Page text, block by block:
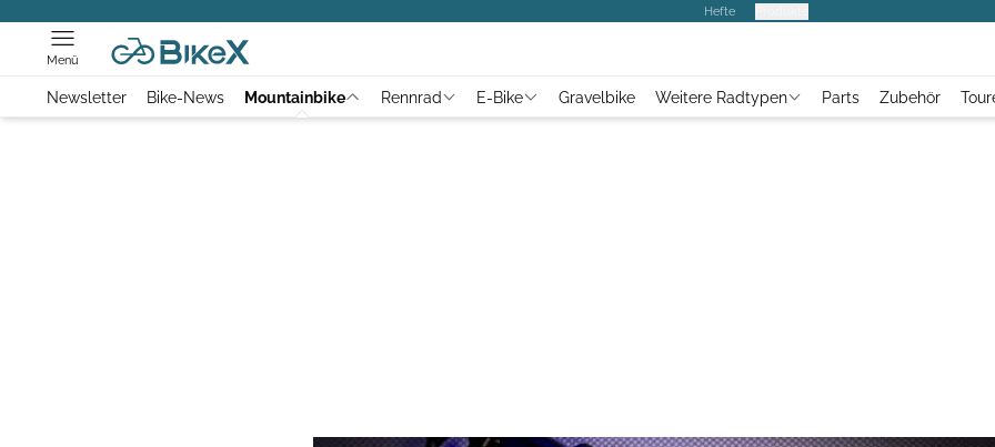
Hefte
Menü
Newsletter Bike-News Mountainbike Rennrad E-Bike Gravelbike Weitere Radtypen Parts Zubehör